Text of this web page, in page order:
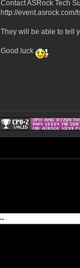
Contact ASRock Tech
http://event.asrock.com/
They will be able to tell
Good luck